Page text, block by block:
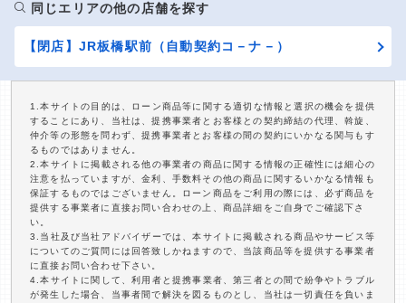
同じエリアの他の店舗を探す
【閉店】JR板橋駅前（自動契約コ－ナ－）
1.本サイトの目的は、ローン商品等に関する適切な情報と選択の機会を提供
することにあり、当社は、提携事業者とお客様との契約締結の代理、斡旋、
仲介等の形態を問わず、提携事業者とお客様の間の契約にいかなる関与もす
るものではありません。
2.本サイトに掲載される他の事業者の商品に関する情報の正確性には細心の
注意を払っていますが、金利、手数料その他の商品に関するいかなる情報も
保証するものではございません。ローン商品をご利用の際には、必ず商品を
提供する事業者に直接お問い合わせの上、商品詳細をご自身でご確認下さ
い。
3.当社及び当社アドバイザーでは、本サイトに掲載される商品やサービス等
についてのご質問には回答致しかねますので、当該商品等を提供する事業者
に直接お問い合わせ下さい。
4.本サイトに関して、利用者と提携事業者、第三者との間で紛争やトラブル
が発生した場合、当事者間で解決を図るものとし、当社は一切責任を負いま